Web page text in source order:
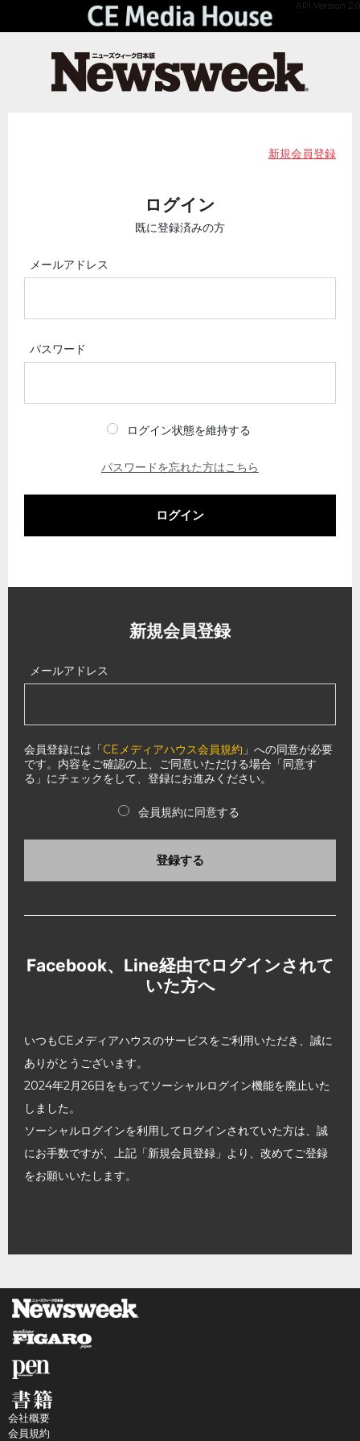
API Version 2.0
新規会員登録
ログイン
既に登録済みの方
メールアドレス
パスワード
ログイン状態を維持する
パスワードを忘れた方はこちら
ログイン
新規会員登録
メールアドレス
会員登録には「CEメディアハウス会員規約 」への同意が必要
です。内容をご確認の上、ご同意いただける場合「同意す
る」にチェックをして、登録にお進みください。
会員規約に同意する
登録する
Facebook、Line経由でログインされて
いた方へ
いつもCEメディアハウスのサービスをご利用いただき、誠に
ありがとうございます。
2024年2月26日をもってソーシャルログイン機能を廃止いた
しました。
ソーシャルログインを利用してログインされていた方は、誠
にお手数ですが、上記「新規会員登録」より、改めてご登録
をお願いいたします。
会社概要
会員規約